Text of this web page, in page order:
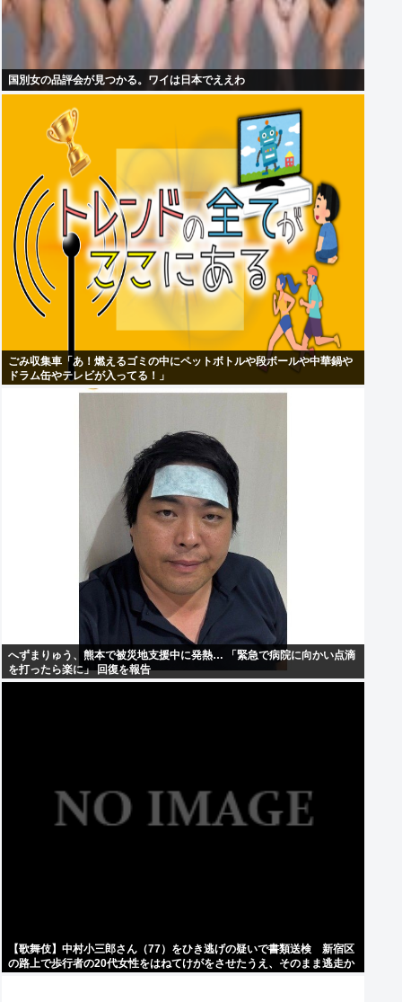
国別女の品評会が見つかる。ワイは日本でええわ
ごみ収集車「あ！燃えるゴミの中にペットボトルや段ボールや中華鍋や
ドラム缶やテレビが入ってる！」
へずまりゅう、熊本で被災地支援中に発熱… 「緊急で病院に向かい点滴
を打ったら楽に」 回復を報告
【歌舞伎】中村小三郎さん（77）をひき逃げの疑いで書類送検 新宿区
の路上で歩行者の20代女性をはねてけがをさせたうえ、そのまま逃走か